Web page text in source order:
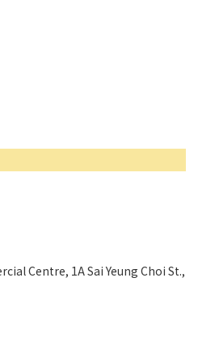
Centre, 1A Sai Yeung Choi St.,